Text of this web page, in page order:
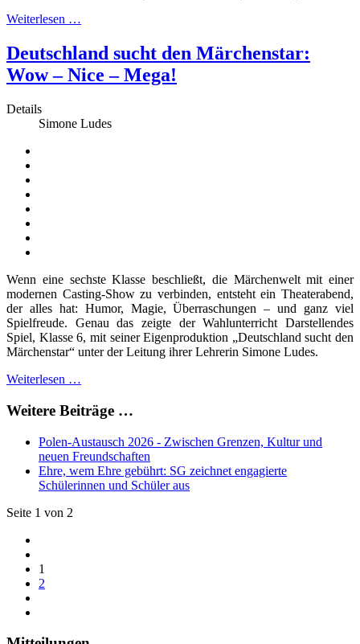
Weiterlesen …
Deutschland sucht den Märchenstar:
Wow – Nice – Mega!
Details
Simone Ludes
Wenn eine sechste Klasse beschließt, die Märchenwelt mit einer
modernen Casting-Show zu verbinden, entsteht ein Theaterabend,
der alles hat: Humor, Magie, Überraschungen – und ganz viel
Spielfreude. Genau das zeigte der Wahlunterricht Darstellendes
Spiel, Klasse 6, mit seiner Eigenproduktion „Deutschland sucht den
Märchenstar“ unter der Leitung ihrer Lehrerin Simone Ludes.
Weiterlesen …
Weitere Beiträge …
Polen-Austausch 2026 - Zwischen Grenzen, Kultur und
neuen Freundschaften
Ehre, wem Ehre gebührt: SG zeichnet engagierte
Schülerinnen und Schüler aus
Seite 1 von 2
1
2